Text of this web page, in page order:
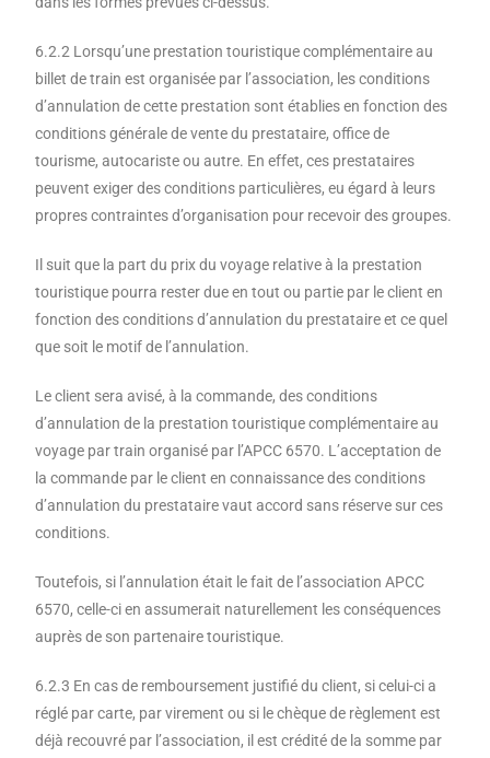
6.2.2 Lorsqu’une prestation touristique complémentaire au
billet de train est organisée par l’association, les conditions
d’annulation de cette prestation sont établies en fonction des
conditions générale de vente du prestataire, office de
tourisme, autocariste ou autre. En effet, ces prestataires
peuvent exiger des conditions particulières, eu égard à leurs
propres contraintes d’organisation pour recevoir des groupes.
Il suit que la part du prix du voyage relative à la prestation
touristique pourra rester due en tout ou partie par le client en
fonction des conditions d’annulation du prestataire et ce quel
que soit le motif de l’annulation.
Le client sera avisé, à la commande, des conditions
d’annulation de la prestation touristique complémentaire au
voyage par train organisé par l’APCC 6570. L’acceptation de
la commande par le client en connaissance des conditions
d’annulation du prestataire vaut accord sans réserve sur ces
conditions.
Toutefois, si l’annulation était le fait de l’association APCC
6570, celle-ci en assumerait naturellement les conséquences
auprès de son partenaire touristique.
6.2.3 En cas de remboursement justifié du client, si celui-ci a
réglé par carte, par virement ou si le chèque de règlement est
déjà recouvré par l’association, il est crédité de la somme par